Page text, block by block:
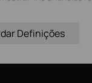
Definições